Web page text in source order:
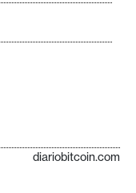
diariobitcoin.com